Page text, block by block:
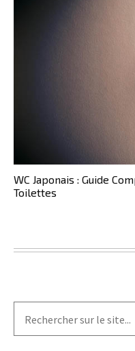
WC Japonais : Guide
Toilettes